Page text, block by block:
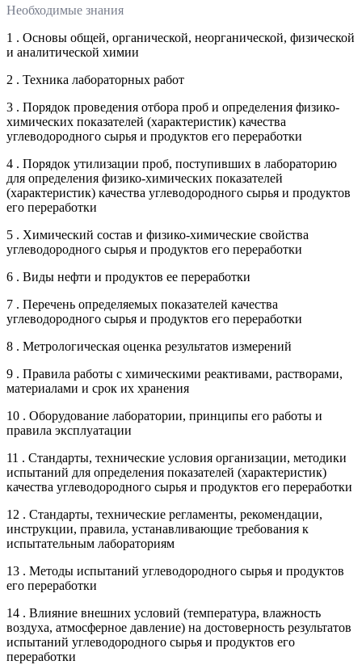
Необходимые знания
1 . Основы общей, органической, неорганической, физической
и аналитической химии
2 . Техника лабораторных работ
3 . Порядок проведения отбора проб и определения физико-
химических показателей (характеристик) качества
углеводородного сырья и продуктов его переработки
4 . Порядок утилизации проб, поступивших в лабораторию
для определения физико-химических показателей
(характеристик) качества углеводородного сырья и продуктов
его переработки
5 . Химический состав и физико-химические свойства
углеводородного сырья и продуктов его переработки
6 . Виды нефти и продуктов ее переработки
7 . Перечень определяемых показателей качества
углеводородного сырья и продуктов его переработки
8 . Метрологическая оценка результатов измерений
9 . Правила работы с химическими реактивами, растворами,
материалами и срок их хранения
10 . Оборудование лаборатории, принципы его работы и
правила эксплуатации
11 . Стандарты, технические условия организации, методики
испытаний для определения показателей (характеристик)
качества углеводородного сырья и продуктов его переработки
12 . Стандарты, технические регламенты, рекомендации,
инструкции, правила, устанавливающие требования к
испытательным лабораториям
13 . Методы испытаний углеводородного сырья и продуктов
его переработки
14 . Влияние внешних условий (температура, влажность
воздуха, атмосферное давление) на достоверность результатов
испытаний углеводородного сырья и продуктов его
переработки